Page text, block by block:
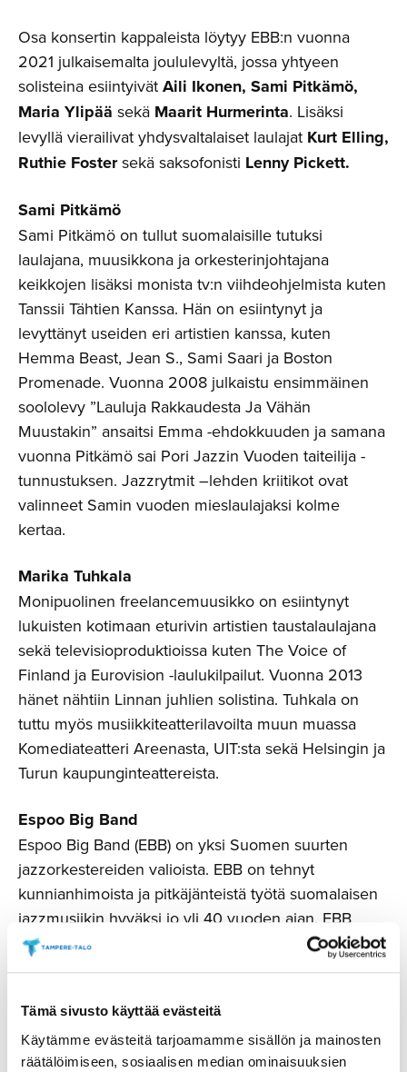
Tämä sivusto käyttää evästeitä
Käytämme evästeitä tarjoamamme sisällön ja mainosten
räätälöimiseen, sosiaalisen median ominaisuuksien
Osa konsertin kappaleista löytyy EBB:n vuonna
2021 julkaisemalta joululevyltä, jossa yhtyeen
solisteina esiintyivät Aili Ikonen, Sami Pitkämö,
Maria Ylipää sekä Maarit Hurmerinta. Lisäksi
levyllä vierailivat yhdysvaltalaiset laulajat Kurt Elling,
Ruthie Fostersekä saksofonisti Lenny Pickett.
Sami Pitkämö
Sami Pitkämö on tullut suomalaisille tutuksi
laulajana, muusikkona ja orkesterinjohtajana
keikkojen lisäksi monista tv:n viihdeohjelmista kuten
Tanssii Tähtien Kanssa. Hän on esiintynyt ja
levyttänyt useiden eri artistien kanssa, kuten
Hemma Beast, Jean S., Sami Saari ja Boston
Promenade. Vuonna 2008 julkaistu ensimmäinen
soololevy ”Lauluja Rakkaudesta Ja Vähän
Muustakin” ansaitsi Emma -ehdokkuuden ja samana
vuonna Pitkämö sai Pori Jazzin Vuoden taiteilija -
tunnustuksen. Jazzrytmit –lehden kriitikot ovat
valinneet Samin vuoden mieslaulajaksi kolme
kertaa.
Marika Tuhkala
Monipuolinen freelancemuusikko on esiintynyt
lukuisten kotimaan eturivin artistien taustalaulajana
sekä televisioproduktioissa kuten The Voice of
Finland ja Eurovision -laulukilpailut. Vuonna 2013
hänet nähtiin Linnan juhlien solistina. Tuhkala on
tuttu myös musiikkiteatterilavoilta muun muassa
Komediateatteri Areenasta, UIT:sta sekä Helsingin ja
Turun kaupunginteattereista.
Espoo Big Band
Espoo Big Band (EBB) on yksi Suomen suurten
jazzorkestereiden valioista. EBB on tehnyt
kunnianhimoista ja pitkäjänteistä työtä suomalaisen
jazzmusiikin hyväksi jo yli 40 vuoden ajan. EBB
tunnetaankin erityisesti uuden kotimaisen musiikin
tuotannoistaan. Orkesterin riveissä on kasvanut
Rantala, Lenni-Kalle Taipale, Jukka Eskola, Jarmo
Saari sekä nykyisin orkesteria johtava Marzi Nyman.